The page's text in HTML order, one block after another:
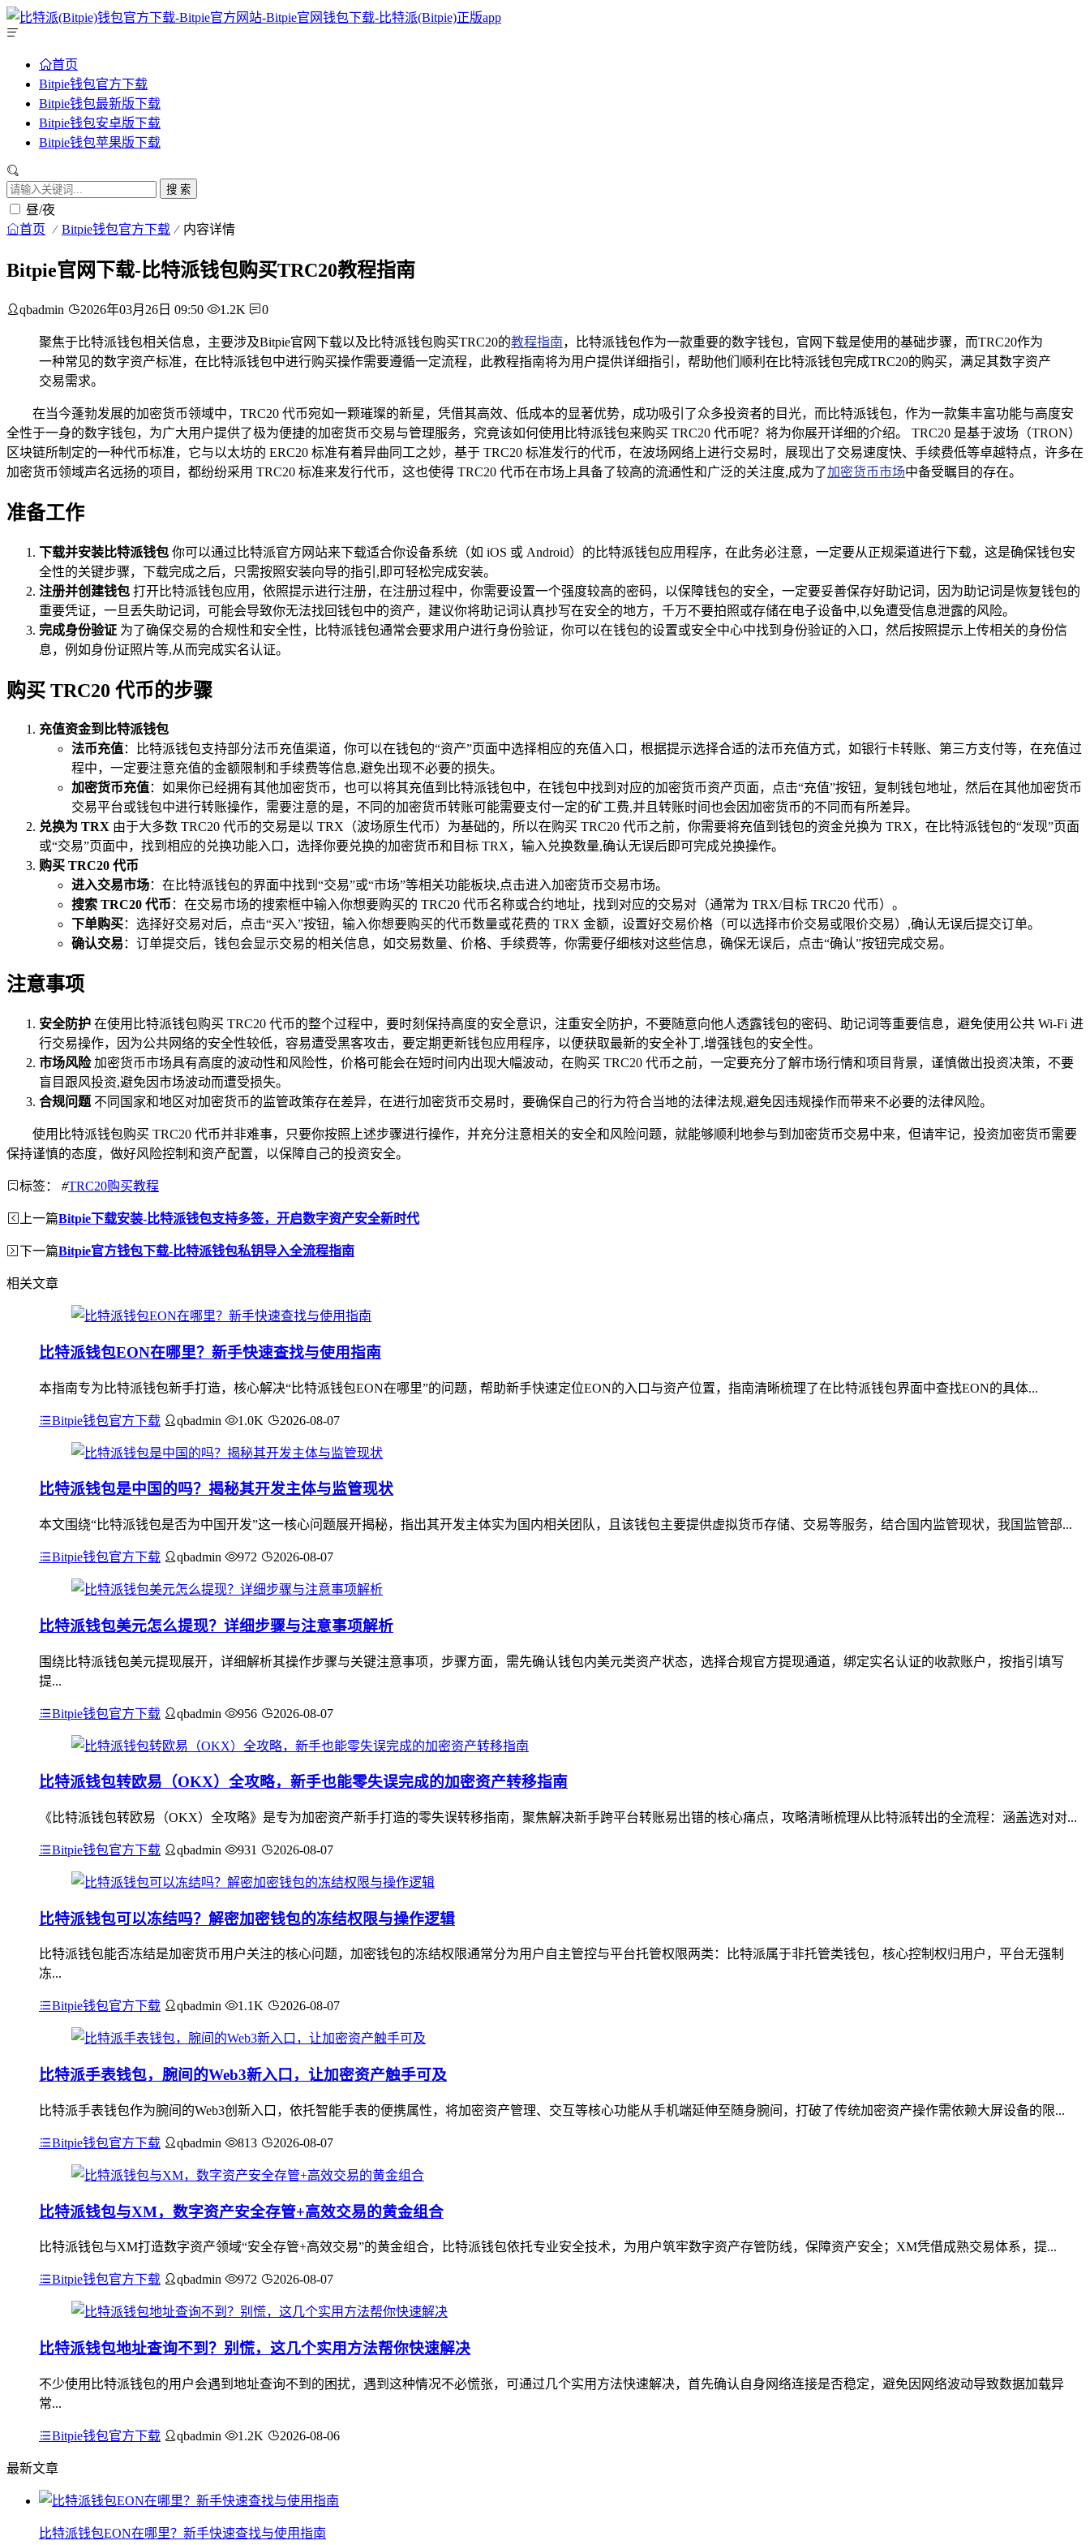
首页
Bitpie钱包官方下载
Bitpie钱包最新版下载
Bitpie钱包安卓版下载
Bitpie钱包苹果版下载
搜 索
昼/夜
首页 Bitpie钱包官方下载 内容详情
Bitpie官网下载-比特派钱包购买TRC20教程指南
qbadmin 2026年03月26日 09:50 1.2K 0
聚焦于比特派钱包相关信息，主要涉及Bitpie官网下载以及比特派钱包购买TRC20的教程指南，比特派钱包作为一款重要的数字钱包，官网下载是使用的基础步骤，而TRC20作为
一种常见的数字资产标准，在比特派钱包中进行购买操作需要遵循一定流程，此教程指南将为用户提供详细指引，帮助他们顺利在比特派钱包完成TRC20的购买，满足其数字资产
交易需求。
在当今蓬勃发展的加密货币领域中，TRC20 代币宛如一颗璀璨的新星，凭借其高效、低成本的显著优势，成功吸引了众多投资者的目光，而比特派钱包，作为一款集丰富功能与高度安
全性于一身的数字钱包，为广大用户提供了极为便捷的加密货币交易与管理服务，究竟该如何使用比特派钱包来购买 TRC20 代币呢？将为你展开详细的介绍。 TRC20 是基于波场（TRON）
区块链所制定的一种代币标准，它与以太坊的 ERC20 标准有着异曲同工之妙，基于 TRC20 标准发行的代币，在波场网络上进行交易时，展现出了交易速度快、手续费低等卓越特点，许多在
加密货币领域声名远扬的项目，都纷纷采用 TRC20 标准来发行代币，这也使得 TRC20 代币在市场上具备了较高的流通性和广泛的关注度,成为了加密货币市场中备受瞩目的存在。
准备工作
下载并安装比特派钱包 你可以通过比特派官方网站来下载适合你设备系统（如 iOS 或 Android）的比特派钱包应用程序，在此务必注意，一定要从正规渠道进行下载，这是确保钱包安
全性的关键步骤，下载完成之后，只需按照安装向导的指引,即可轻松完成安装。
注册并创建钱包 打开比特派钱包应用，依照提示进行注册，在注册过程中，你需要设置一个强度较高的密码，以保障钱包的安全，一定要妥善保存好助记词，因为助记词是恢复钱包的
重要凭证，一旦丢失助记词，可能会导致你无法找回钱包中的资产，建议你将助记词认真抄写在安全的地方，千万不要拍照或存储在电子设备中,以免遭受信息泄露的风险。
完成身份验证 为了确保交易的合规性和安全性，比特派钱包通常会要求用户进行身份验证，你可以在钱包的设置或安全中心中找到身份验证的入口，然后按照提示上传相关的身份信
息，例如身份证照片等,从而完成实名认证。
购买 TRC20 代币的步骤
充值资金到比特派钱包
法币充值：比特派钱包支持部分法币充值渠道，你可以在钱包的“资产”页面中选择相应的充值入口，根据提示选择合适的法币充值方式，如银行卡转账、第三方支付等，在充值过
程中，一定要注意充值的金额限制和手续费等信息,避免出现不必要的损失。
加密货币充值：如果你已经拥有其他加密货币，也可以将其充值到比特派钱包中，在钱包中找到对应的加密货币资产页面，点击“充值”按钮，复制钱包地址，然后在其他加密货币
交易平台或钱包中进行转账操作，需要注意的是，不同的加密货币转账可能需要支付一定的矿工费,并且转账时间也会因加密货币的不同而有所差异。
兑换为 TRX 由于大多数 TRC20 代币的交易是以 TRX（波场原生代币）为基础的，所以在购买 TRC20 代币之前，你需要将充值到钱包的资金兑换为 TRX，在比特派钱包的“发现”页面
或“交易”页面中，找到相应的兑换功能入口，选择你要兑换的加密货币和目标 TRX，输入兑换数量,确认无误后即可完成兑换操作。
购买 TRC20 代币
进入交易市场：在比特派钱包的界面中找到“交易”或“市场”等相关功能板块,点击进入加密货币交易市场。
搜索 TRC20 代币 ：在交易市场的搜索框中输入你想要购买的 TRC20 代币名称或合约地址，找到对应的交易对（通常为 TRX/目标 TRC20 代币）。
下单购买：选择好交易对后，点击“买入”按钮，输入你想要购买的代币数量或花费的 TRX 金额，设置好交易价格（可以选择市价交易或限价交易）,确认无误后提交订单。
确认交易 ：订单提交后，钱包会显示交易的相关信息，如交易数量、价格、手续费等，你需要仔细核对这些信息，确保无误后，点击“确认”按钮完成交易。
注意事项
安全防护 在使用比特派钱包购买 TRC20 代币的整个过程中，要时刻保持高度的安全意识，注重安全防护，不要随意向他人透露钱包的密码、助记词等重要信息，避免使用公共 Wi-Fi 进
行交易操作，因为公共网络的安全性较低，容易遭受黑客攻击，要定期更新钱包应用程序，以便获取最新的安全补丁,增强钱包的安全性。
市场风险加密货币市场具有高度的波动性和风险性，价格可能会在短时间内出现大幅波动，在购买 TRC20 代币之前，一定要充分了解市场行情和项目背景，谨慎做出投资决策，不要
盲目跟风投资,避免因市场波动而遭受损失。
合规问题 不同国家和地区对加密货币的监管政策存在差异，在进行加密货币交易时，要确保自己的行为符合当地的法律法规,避免因违规操作而带来不必要的法律风险。
使用比特派钱包购买 TRC20 代币并非难事，只要你按照上述步骤进行操作，并充分注意相关的安全和风险问题，就能够顺利地参与到加密货币交易中来，但请牢记，投资加密货币需要
保持谨慎的态度，做好风险控制和资产配置，以保障自己的投资安全。
标签： #TRC20购买教程
上一篇Bitpie下载安装-比特派钱包支持多签，开启数字资产安全新时代
下一篇Bitpie官方钱包下载-比特派钱包私钥导入全流程指南
相关文章
比特派钱包EON在哪里？新手快速查找与使用指南
本指南专为比特派钱包新手打造，核心解决“比特派钱包EON在哪里”的问题，帮助新手快速定位EON的入口与资产位置，指南清晰梳理了在比特派钱包界面中查找EON的具体...
Bitpie钱包官方下载 qbadmin 1.0K 2026-08-07
比特派钱包是中国的吗？揭秘其开发主体与监管现状
本文围绕“比特派钱包是否为中国开发”这一核心问题展开揭秘，指出其开发主体实为国内相关团队，且该钱包主要提供虚拟货币存储、交易等服务，结合国内监管现状，我国监管部...
Bitpie钱包官方下载 qbadmin 972 2026-08-07
比特派钱包美元怎么提现？详细步骤与注意事项解析
围绕比特派钱包美元提现展开，详细解析其操作步骤与关键注意事项，步骤方面，需先确认钱包内美元类资产状态，选择合规官方提现通道，绑定实名认证的收款账户，按指引填写
提...
Bitpie钱包官方下载 qbadmin 956 2026-08-07
比特派钱包转欧易（OKX）全攻略，新手也能零失误完成的加密资产转移指南
《比特派钱包转欧易（OKX）全攻略》是专为加密资产新手打造的零失误转移指南，聚焦解决新手跨平台转账易出错的核心痛点，攻略清晰梳理从比特派转出的全流程：涵盖选对对...
Bitpie钱包官方下载 qbadmin 931 2026-08-07
比特派钱包可以冻结吗？解密加密钱包的冻结权限与操作逻辑
比特派钱包能否冻结是加密货币用户关注的核心问题，加密钱包的冻结权限通常分为用户自主管控与平台托管权限两类：比特派属于非托管类钱包，核心控制权归用户，平台无强制
冻...
Bitpie钱包官方下载 qbadmin 1.1K 2026-08-07
比特派手表钱包，腕间的Web3新入口，让加密资产触手可及
比特派手表钱包作为腕间的Web3创新入口，依托智能手表的便携属性，将加密资产管理、交互等核心功能从手机端延伸至随身腕间，打破了传统加密资产操作需依赖大屏设备的限...
Bitpie钱包官方下载 qbadmin 813 2026-08-07
比特派钱包与XM，数字资产安全存管+高效交易的黄金组合
比特派钱包与XM打造数字资产领域“安全存管+高效交易”的黄金组合，比特派钱包依托专业安全技术，为用户筑牢数字资产存管防线，保障资产安全；XM凭借成熟交易体系，提...
Bitpie钱包官方下载 qbadmin 972 2026-08-07
比特派钱包地址查询不到？别慌，这几个实用方法帮你快速解决
不少使用比特派钱包的用户会遇到地址查询不到的困扰，遇到这种情况不必慌张，可通过几个实用方法快速解决，首先确认自身网络连接是否稳定，避免因网络波动导致数据加载异
常...
Bitpie钱包官方下载 qbadmin 1.2K 2026-08-06
最新文章
比特派钱包EON在哪里？新手快速查找与使用指南